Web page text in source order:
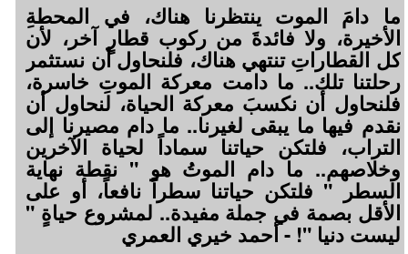
ما دامَ الموت ينتظرنا هناك، في المحطةِ
الأخيرة، ولا فائدةَ من ركوب قطارٍ آخر، لأن
كل القطاراتِ تنتهي هناك، فلنحاول أن نستثمر
رحلتنا تلك.. ما دامت معركة الموتِ خاسرة،
فلنحاول أن نكسبَ معركة الحياة، لنحاول أن
نقدم فيها ما يبقى لغيرنا.. ما دام مصيرنا إلى
التراب، فلتكن حياتنا سماداً لحياة الآخرين
وخلاصهم.. ما دام الموتُ هو " نقطة نهاية
السطر " فلتكن حياتنا سطراً نافعاً، أو على
الأقل بصمة في جملة مفيدة.. لمشروع حياةٍ "
ليست دنيا "! - أحمد خيري العمري